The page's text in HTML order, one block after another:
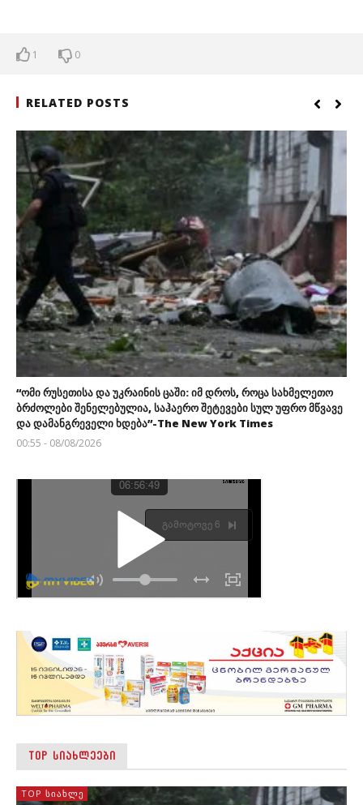
1 0
RELATED POSTS
“ომი რუსეთისა და უკრაინის ცაში: იმ დროს, როცა სახმელეთო
ბრძოლები შენელებულია, საჰაერო შეტევები სულ უფრო მწვავე
და დამანგრეველი ხდება”-The New York Times
00:55 - 08/08/2026
TOP ᲡᲘᲐᲮᲚᲔᲔᲑᲘ
TOP ᲡᲘᲐᲮᲚᲔ